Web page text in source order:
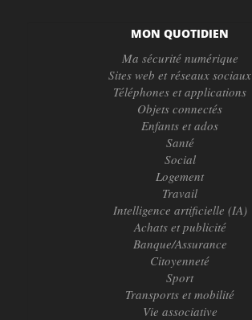
MON QUOTIDIEN
Ma sécurité numérique
Sites web et réseaux sociaux
Téléphones et applications
Objets connectés
Enfants et ados
Santé
Social
Logement
Travail
Intelligence artificielle (IA)
Achats et publicité
Banque/Assurance
Citoyenneté
Sport
Transports et mobilité
Vie associative